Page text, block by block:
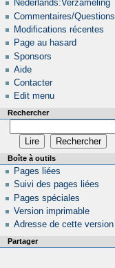
Nederlands:Verzameling
Commentaires/Questions
Modifications récentes
Page au hasard
Sponsors
Aide
Contacter
Edit menu
Rechercher
Boîte à outils
Pages liées
Suivi des pages liées
Pages spéciales
Version imprimable
Adresse de cette version
Partager